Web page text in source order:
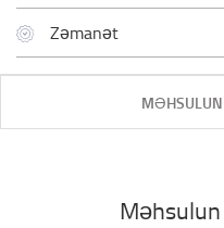
Zəmanət